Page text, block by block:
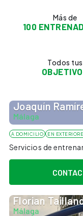
Más de
100
Todos tus
Joaquín
Málaga
A DOMICILIO EN
Servicios de
Florian
Málaga